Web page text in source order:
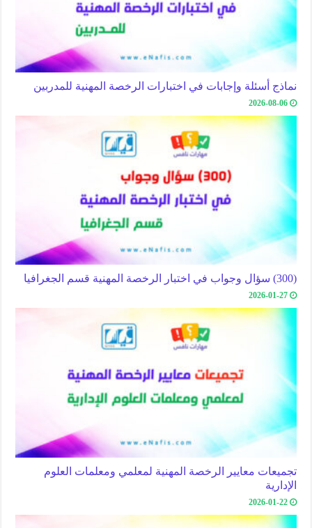
نماذج أسئلة وإجابات في اختبارات الرخصة المهنية للمدربين
2026-08-06
(300) سؤال وجواب في اختبار الرخصة المهنية قسم الجغرافيا
2026-01-27
تجميعات معايير الرخصة المهنية لمعلمي ومعلمات العلوم
الإدارية
2026-01-22